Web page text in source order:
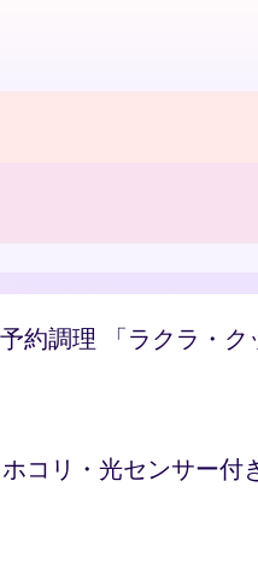
約調理 「ラクラ・ク
コリ・光センサー付